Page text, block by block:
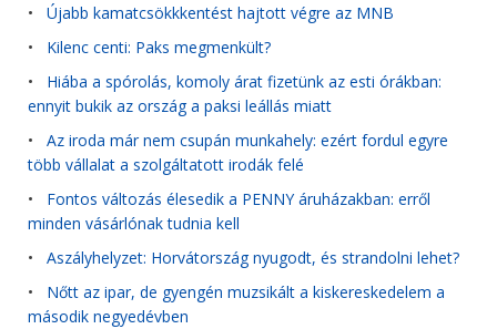
• Újabb kamatcsökkkentést hajtott végre az MNB
• Kilenc centi: Paks megmenkült?
• Hiába a spórolás, komoly árat fizetünk az esti órákban:
ennyit bukik az ország a paksi leállás miatt
• Az iroda már nem csupán munkahely: ezért fordul egyre
több vállalat a szolgáltatott irodák felé
• Fontos változás élesedik a PENNY áruházakban: erről
minden vásárlónak tudnia kell
• Aszályhelyzet: Horvátország nyugodt, és strandolni lehet?
• Nőtt az ipar, de gyengén muzsikált a kiskereskedelem a
második negyedévben